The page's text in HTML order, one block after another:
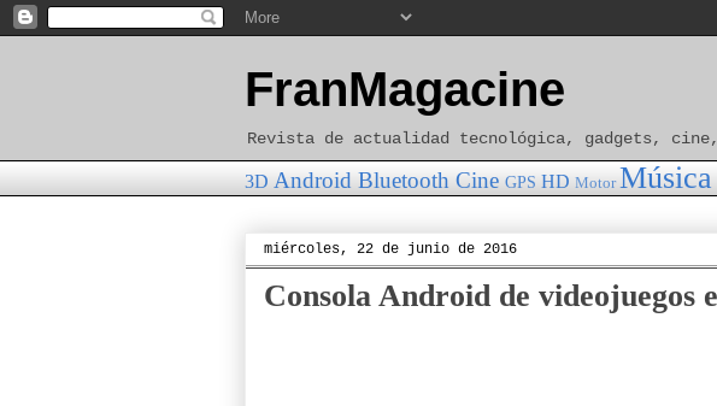
FranMagacine
Revista de actualidad tecnológica, gadgets,
3D Android Bluetooth Cine GPS HD Motor Música
miércoles, 22 de junio de 2016
Consola Android de